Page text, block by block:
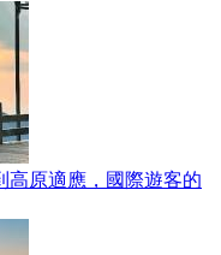
高原適應，國際遊客的